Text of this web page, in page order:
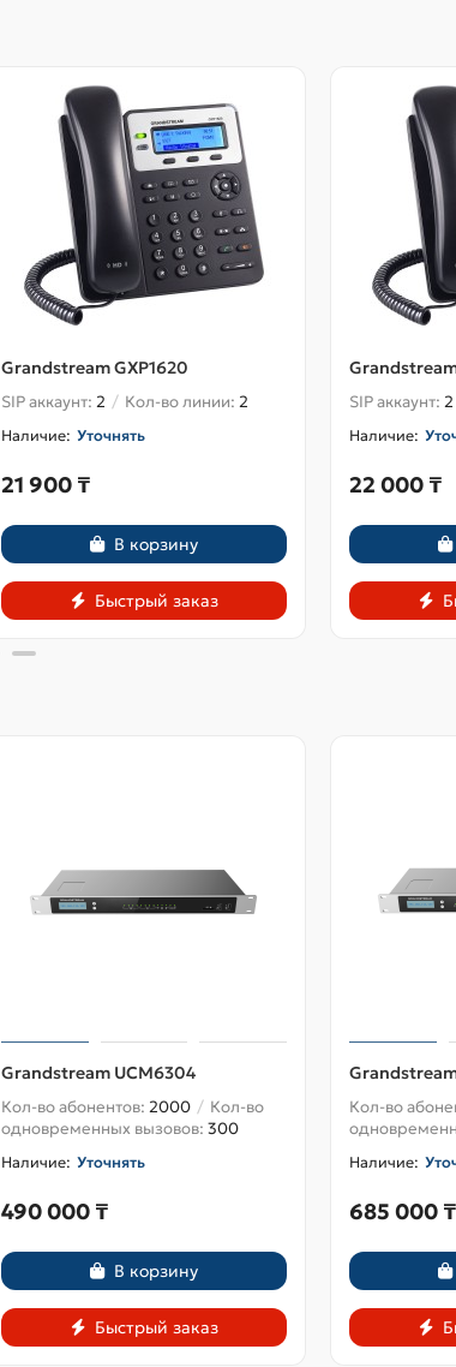
Grandstream GXP1620
SIP аккаунт: 2 Кол-во линии: 2
Уточнять
21 900 ₸
В корзину
Быстрый заказ
SIP аккаунт: 2
22 000 ₸
Grandstream UCM6304
Кол-во абонентов: 2000
Кол-во
одновременных вызовов: 300
Уточнять
490 000 ₸
В корзину
Быстрый заказ
Кол-во
685 000 ₸